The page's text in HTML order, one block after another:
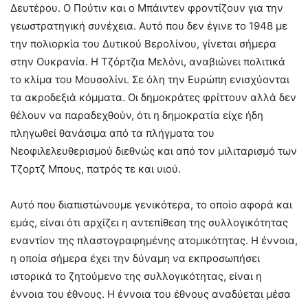
Δευτέρου. Ο Πούτιν και ο Μπάιντεν φροντίζουν για την
γεωστρατηγική συνέχεια. Αυτό που δεν έγινε το 1948 με
την πολιορκία του Δυτικού Βερολίνου, γίνεται σήμερα
στην Ουκρανία. Η Τζόρτζια Μελόνι, αναβιώνει πολιτικά
το κλίμα του Μουσολίνι. Σε όλη την Ευρώπη ενισχύονται
τα ακροδεξιά κόμματα. Οι δημοκράτες φρίττουν αλλά δεν
θέλουν να παραδεχθούν, ότι η δημοκρατία είχε ήδη
πληγωθεί θανάσιμα από τα πλήγματα του
Νεοφιλελευθερισμού διεθνώς και από τον μιλιταρισμό των
Τζορτζ Μπους, πατρός τε και υιού.
Αυτό που διαπιστώνουμε γενικότερα, το οποίο αφορά και
εμάς, είναι ότι αρχίζει η αντεπίθεση της συλλογικότητας
εναντίον της πλαστογραφημένης ατομικότητας. Η έννοια,
η οποία σήμερα έχει την δύναμη να εκπροσωπήσει
ιστορικά το ζητούμενο της συλλογικότητας, είναι η
έννοια του έθνους. Η έννοια του έθνους αναδύεται μέσα